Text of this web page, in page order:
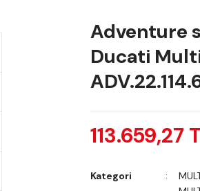
Adventure
Ducati
113.659,27
Kategori